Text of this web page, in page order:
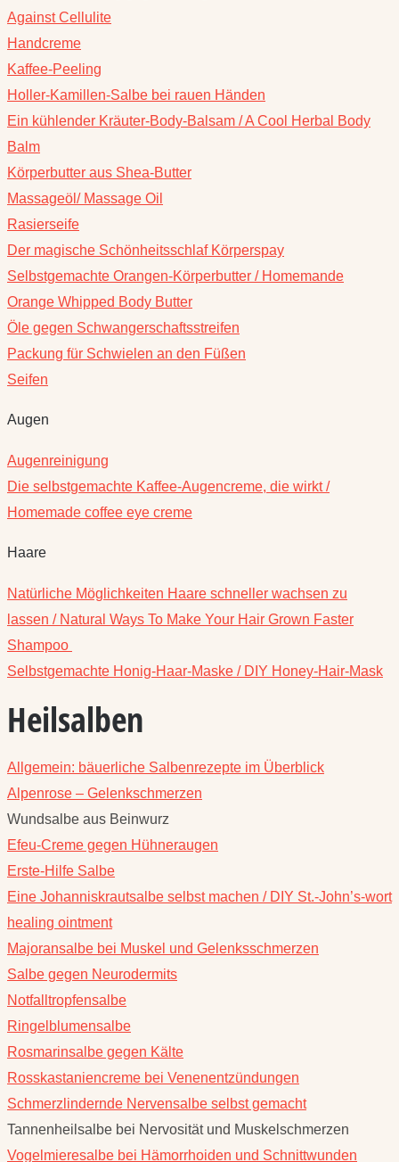
Against Cellulite
Handcreme
Kaffee-Peeling
Holler-Kamillen-Salbe bei rauen Händen
Ein kühlender Kräuter-Body-Balsam / A Cool Herbal Body
Balm
Körperbutter aus Shea-Butter
Massageöl/ Massage Oil
Rasierseife
Der magische Schönheitsschlaf Körperspay
Selbstgemachte Orangen-Körperbutter / Homemande
Orange Whipped Body Butter
Öle gegen Schwangerschaftsstreifen
Packung für Schwielen an den Füßen
Seifen
Augen
Augenreinigung
Die selbstgemachte Kaffee-Augencreme, die wirkt /
Homemade coffee eye creme
Haare
Natürliche Möglichkeiten Haare schneller wachsen zu
lassen / Natural Ways To Make Your Hair Grown Faster
Shampoo
Selbstgemachte Honig-Haar-Maske / DIY Honey-Hair-Mask
Heilsalben
Allgemein: bäuerliche Salbenrezepte im Überblick
Alpenrose – Gelenkschmerzen
Wundsalbe aus Beinwurz
Efeu-Creme gegen Hühneraugen
Erste-Hilfe Salbe
Eine Johanniskrautsalbe selbst machen / DIY St.-John’s-wort
healing ointment
Majoransalbe bei Muskel und Gelenksschmerzen
Salbe gegen Neurodermits
Notfalltropfensalbe
Ringelblumensalbe
Rosmarinsalbe gegen Kälte
Rosskastaniencreme bei Venenentzündungen
Schmerzlindernde Nervensalbe selbst gemacht
Tannenheilsalbe bei Nervosität und Muskelschmerzen
Vogelmieresalbe bei Hämorrhoiden und Schnittwunden